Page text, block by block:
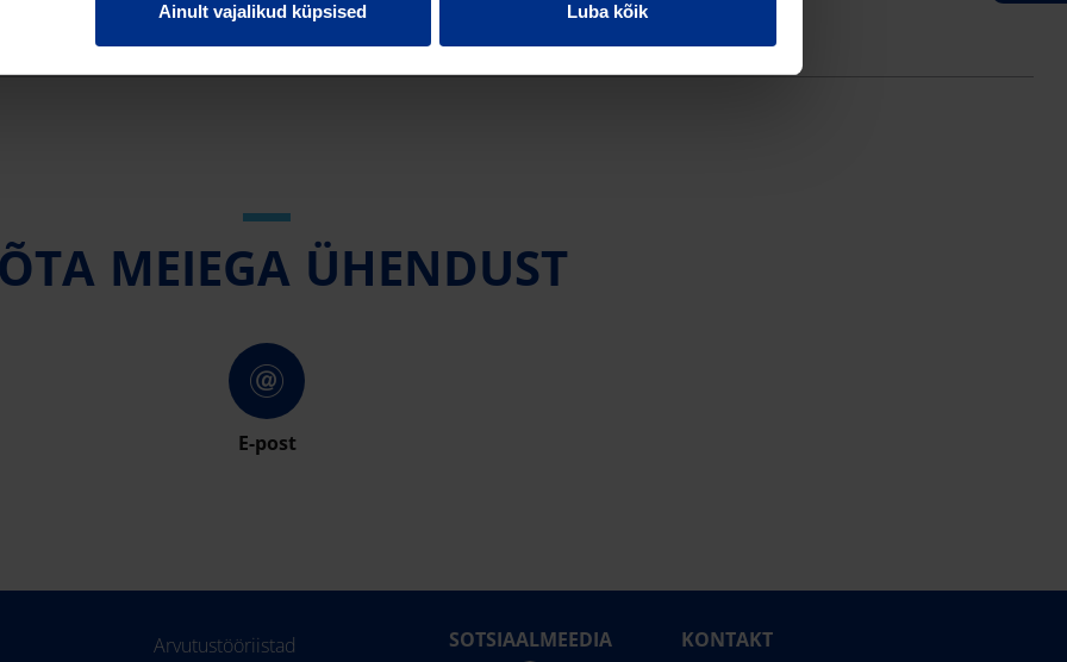
Ainult vajalikud küpsised Luba kõik
MEIEGA ÜHENDUST
E-post
Arvutustööriistad SOTSIAALMEEDIA
KONTAKT